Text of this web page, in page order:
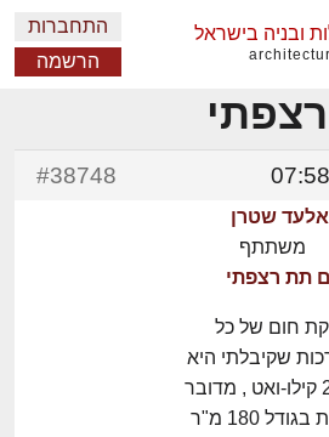
ובניה בישראל
התחברות
הרשמה
#38748
אלעד שטרן
משתתף
תת רצפתי
חום של כל
שקיבלתי היא
22-25 קילו-ואט , מדובר
על בית בגודל 180 מ"ר